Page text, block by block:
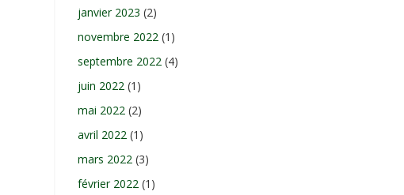
janvier 2023 (2)
novembre 2022 (1)
septembre 2022 (4)
juin 2022 (1)
mai 2022 (2)
avril 2022 (1)
mars 2022 (3)
février 2022 (1)